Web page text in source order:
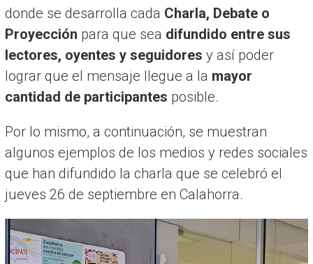
donde se desarrolla cada Charla, Debate o
Proyección para que sea difundido entre sus
lectores, oyentes y seguidores y así poder
lograr que el mensaje llegue a la mayor
cantidad de participantes posible.
Por lo mismo, a continuación, se muestran
algunos ejemplos de los medios y redes sociales
que han difundido la charla que se celebró el
jueves 26 de septiembre en Calahorra.